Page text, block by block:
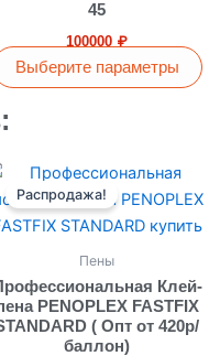
45
100000 ₽
Выберите параметры
Распродажа!
Пены
Клей-
PENOPLEX FASTFIX
( Опт от 420р/
баллон)
Первоначальная
цена
составляла
680 ₽.
Текущая
550 ₽.